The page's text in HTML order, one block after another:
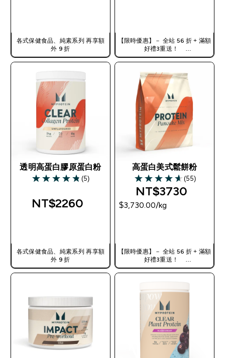
各式保健食品、純素系列 再享額
外 9 折
【限時優惠】－ 全站 56 折 + 滿額
好禮3重送！
使用優惠碼，獲得額外折扣：
透明高蛋白膠原蛋白粉
4.8 out of 5 stars
(5)
NT$2260‎
各式保健食品、純素系列 再享額
外 9 折
高蛋白美式鬆餅粉
4.65 out of 5 stars
(55)
NT$3730‎
$3,730.00‎/kg
【限時優惠】－ 全站 56 折 + 滿額
好禮3重送！
使用優惠碼，獲得額外折扣：